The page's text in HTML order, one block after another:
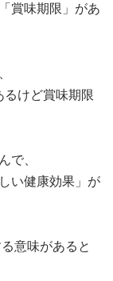
賞味期限」があ
るけど賞味期限
で、
い健康効果」が
意味があると